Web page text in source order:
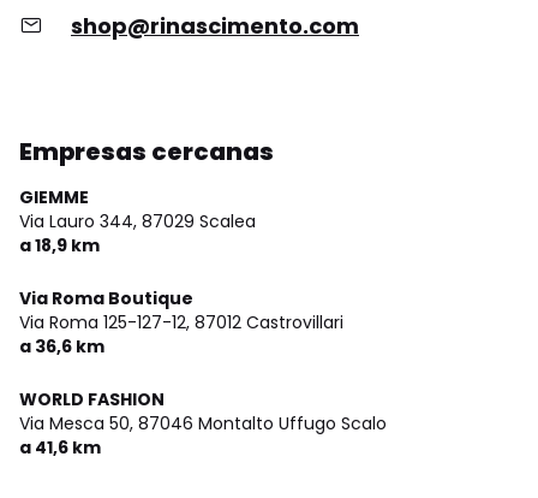
shop@rinascimento.com
Empresas cercanas
GIEMME
Via Lauro 344, 87029 Scalea
a 18,9 km
Via Roma Boutique
Via Roma 125-127-12, 87012 Castrovillari
a 36,6 km
WORLD FASHION
Via Mesca 50, 87046 Montalto Uffugo Scalo
a 41,6 km